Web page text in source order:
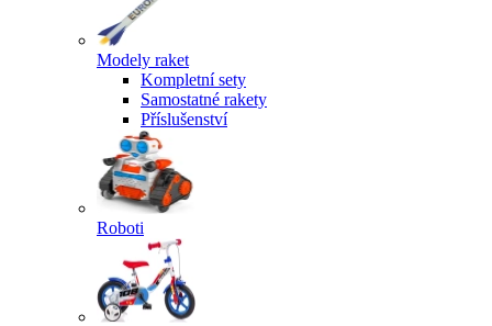
Modely raket
Kompletní sety
Samostatné rakety
Příslušenství
Roboti